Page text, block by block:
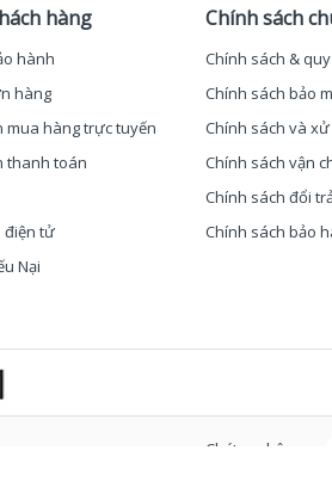
hàng
hành
hàng
mua hàng trực tuyến
thanh toán
điện tử
Nại
Chính sách
Chính sách &
Chính sách bảo
Chính sách và
Chính sách vận
Chính sách đổi
Chính sách bảo
Chứng nhận